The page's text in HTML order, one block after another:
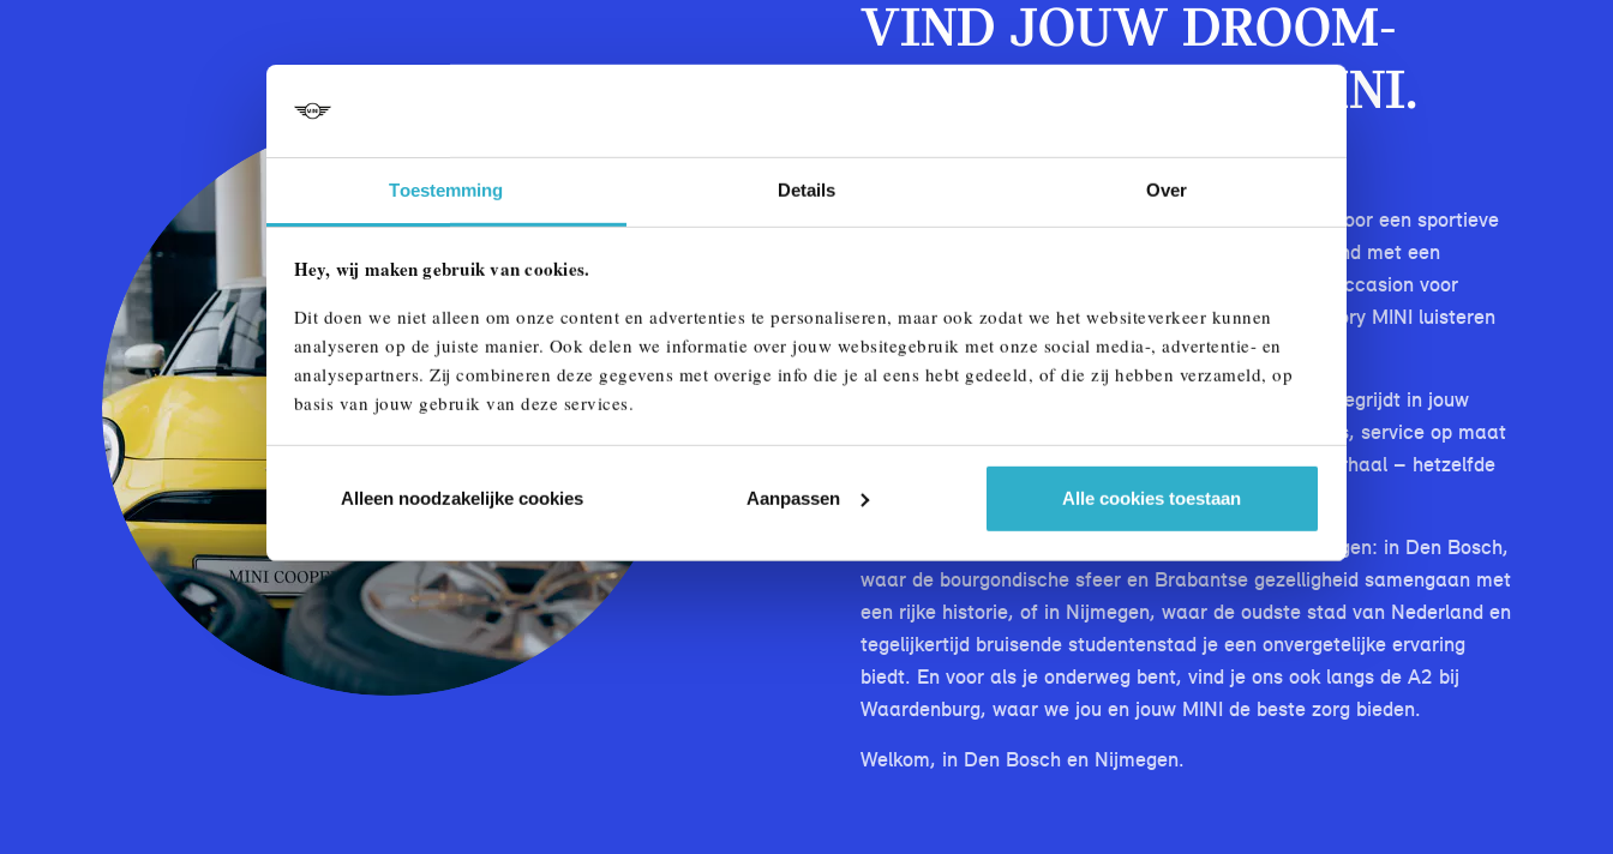
Toestemming Details Over
Hey, wij maken gebruik van cookies.
Dit doen we niet alleen om onze content en advertenties te personaliseren, maar ook zodat we het websiteverkeer kunnen
analyseren op de juiste manier. Ook delen we informatie over jouw websitegebruik met onze social media-, advertentie- en
analysepartners. Zij combineren deze gegevens met overige info die je al eens hebt gedeeld, of die zij hebben verzameld, op
basis van jouw gebruik van deze services.
Alleen noodzakelijke cookies Aanpassen Alle cookies toestaan
VIND JOUW DROOM-
MINI BIJ STORY MINI.
Iedere MINI vertelt een verhaal. Jouw verhaal. Ga je voor een sportieve
John Cooper Works? Of juist voor stil en vooruitstrevend met een
elektrische MINI? Misschien zoek je wel die perfecte occasion voor
nieuwe avonturen. Wat je stijl of situatie ook is, bij Story MINI luisteren
we naar jouw verhaal.
Vanaf het eerste kopje koffie tot het moment dat je wegrijdt in jouw
droom-MINI, staan we voor je klaar. Met eerlijk advies, service op maat
en een team dat begrijpt dat geen klant – en geen verhaal – hetzelfde
is.
Kom ons bezoeken in een van onze levendige vestigingen: in Den Bosch,
waar de bourgondische sfeer en Brabantse gezelligheid samengaan met
een rijke historie, of in Nijmegen, waar de oudste stad van Nederland en
tegelijkertijd bruisende studentenstad je een onvergetelijke ervaring
biedt. En voor als je onderweg bent, vind je ons ook langs de A2 bij
Waardenburg, waar we jou en jouw MINI de beste zorg bieden.
Welkom, in Den Bosch en Nijmegen.